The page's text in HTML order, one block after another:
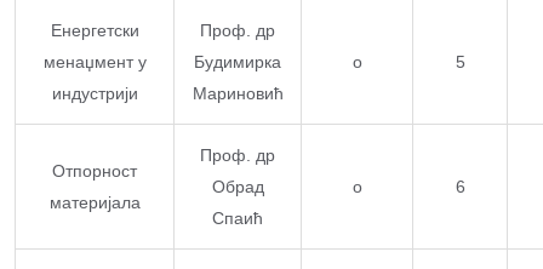
Енергетски
менаџмент у
индустрији
Проф. др
Будимирка
Мариновић
о 5
Отпорност
материјала
Проф. др
Обрад
Спаић
о 6